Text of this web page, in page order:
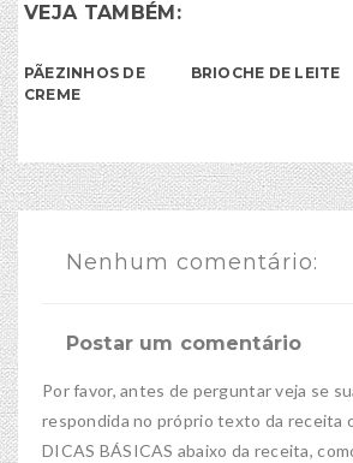
VEJA TAMBÉM:
PÃEZINHOS DE
CREME
BRIOCHE DE LEITE
Nenhum comentário:
Postar um comentário
Por favor, antes de perguntar veja se
respondida no próprio texto da receita
DICAS BÁSICAS abaixo da receita,